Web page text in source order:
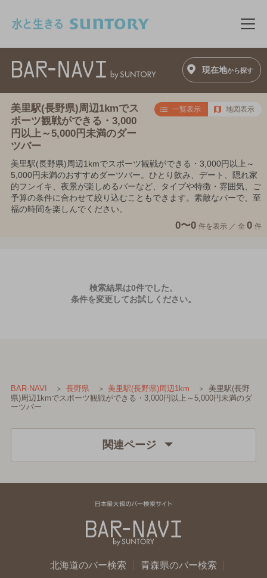
メ
現在地から探す
美里駅(長野県)周辺1kmでス
ポーツ観戦ができる・3,000
円以上～5,000円未満のダー
ツバー
一覧表示 地図表示
美里駅(長野県)周辺1kmでスポーツ観戦ができる・3,000円以上～
5,000円未満のおすすめダーツバー。ひとり飲み、デート、隠れ家
的フンイキ、夜景が楽しめるバーなど、タイプや特徴・雰囲気、ご
予算の条件に合わせて絞り込むこともできます。素敵なバーで、至
福の時間を楽しんでください。
0〜0 件を表示 ／ 全 0 件
検索結果は0件でした。
条件を変更してお試しください。
BAR-NAVI 長野県 美里駅(長野県)周辺1km
美里駅(長野
県)周辺1kmでスポーツ観戦ができる・3,000円以上～5,000円未満のダ
ーツバー
関連ページ
北海道のバー検索
青森県のバー検索